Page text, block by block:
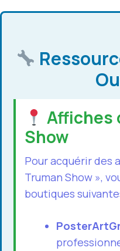
Affiches
Show
Pour acquérir des
Truman Show »,
boutiques